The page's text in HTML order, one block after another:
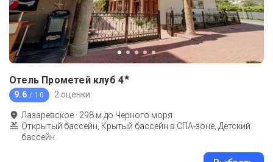
Отель Прометей клуб 4★
9.6 / 10 2 оценки
Лазаревское · 298 м до Черного моря
Открытый бассейн, Крытый бассейн в СПА-зоне, Детский
бассейн